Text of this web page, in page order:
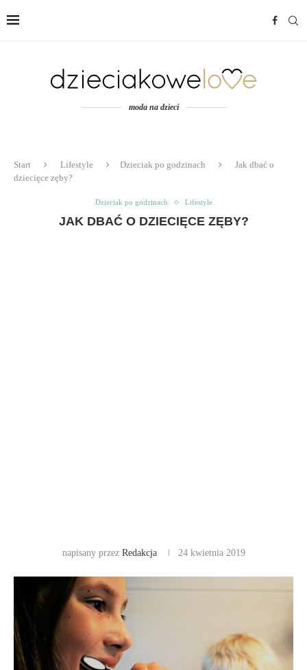
moda na dzieci
Start Lifestyle Dzieciak po godzinach
Jak dbać o
dziecięce zęby?
Dzieciak po godzinach Lifestyle
JAK DBAĆ O DZIECIĘCE ZĘBY?
napisany przez Redakcja 24 kwietnia 2019